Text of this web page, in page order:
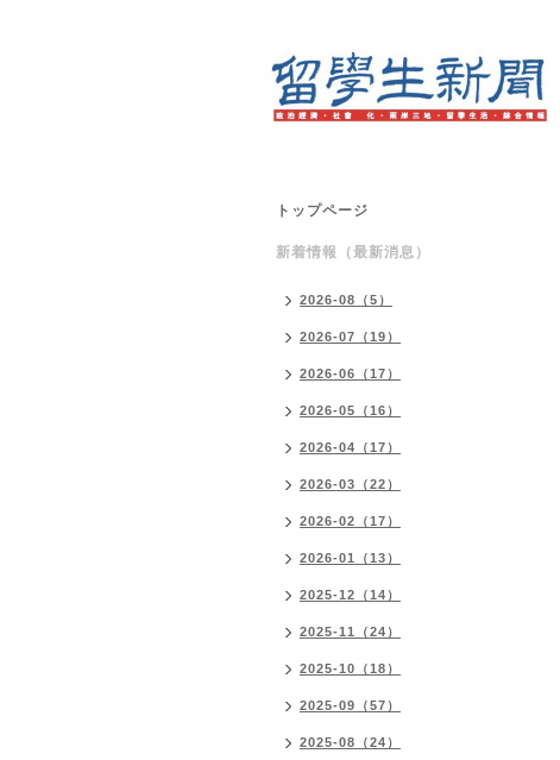
トップページ
新着情報（最新消息）
2026-08（5）
2026-07（19）
2026-06（17）
2026-05（16）
2026-04（17）
2026-03（22）
2026-02（17）
2026-01（13）
2025-12（14）
2025-11（24）
2025-10（18）
2025-09（57）
2025-08（24）